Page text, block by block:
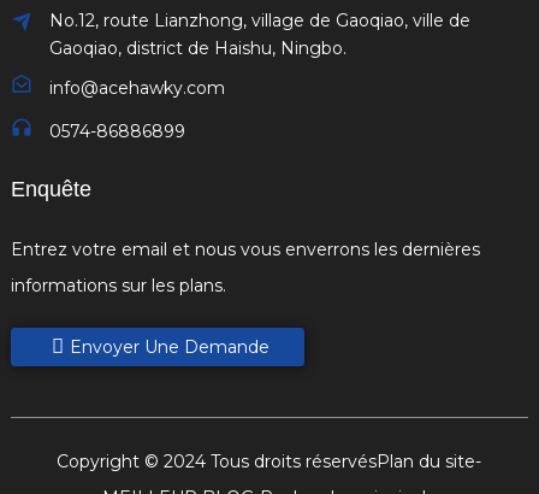
No.12, route Lianzhong, village de Gaoqiao, ville de
Gaoqiao, district de Haishu, Ningbo.
info@acehawky.com
0574-86886899
Enquête
Entrez votre email et nous vous enverrons les dernières
informations sur les plans.
Envoyer Une Demande
Copyright © 2024 Tous droits réservésPlan du site-